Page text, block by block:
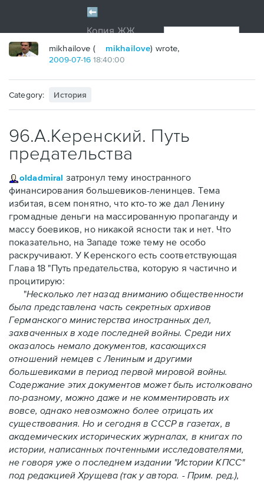
mikhailove ( mikhailove) wrote,
2009-07-16 18:40:00
Category: История
96.А.Керенский. Путь
предательства
oldadmiral затронул тему иностранного
финансирования большевиков-ленинцев. Тема
избитая, всем понятно, что кто-то же дал Ленину
громадные деньги на массированную пропаганду и
массу боевиков, но никакой ясности так и нет. Что
показательно, на Западе тоже тему не особо
раскручивают. У Керенского есть соответствующая
Глава 18 "Путь предательства, которую я частично и
процитирую:
"Несколько лет назад вниманию общественности
была представлена часть секретных архивов
Германского министерства иностранных дел,
захваченных в ходе последней войны. Среди них
оказалось немало документов, касающихся
отношений немцев с Лениным и другими
большевиками в период первой мировой войны.
Содержание этих документов может быть истолковано
по-разному, можно даже и не комментировать их
вовсе, однако невозможно более отрицать их
существования. Но и сегодня в СССР в газетах, в
академических исторических журналах, в книгах по
истории, написанных почтенными исследователями,
не говоря уже о последнем издании "Истории КПСС"
под редакцией Хрущева (так у автора. - Прим. ред.),